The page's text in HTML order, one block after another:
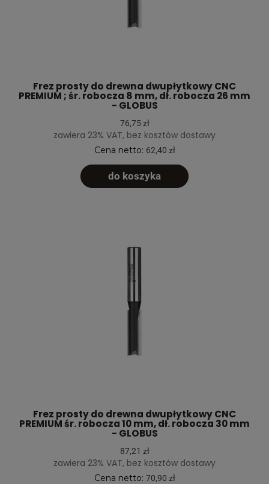
Frez prosty do drewna dwupłytkowy CNC
PREMIUM ; śr. robocza 8 mm, dł. robocza 26 mm
- GLOBUS
76,75 zł
zawiera 23% VAT, bez kosztów dostawy
Cena netto: 62,40 zł
do koszyka
Frez prosty do drewna dwupłytkowy CNC
PREMIUM śr. robocza 10 mm, dł. robocza 30 mm
- GLOBUS
87,21 zł
zawiera 23% VAT, bez kosztów dostawy
Cena netto: 70,90 zł